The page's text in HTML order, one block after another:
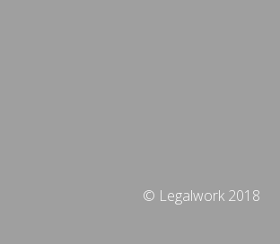
© Legalwork 2018